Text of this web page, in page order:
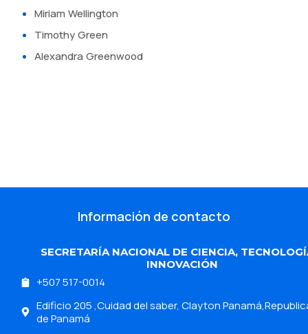
Miriam Wellington
Timothy Green
Alexandra Greenwood
Información de contacto
SECRETARÍA NACIONAL DE CIENCIA,
INNOVACIÓN
+507 517-0014
Edificio 205 ,Cuidad del saber, Clayton
de Panamá